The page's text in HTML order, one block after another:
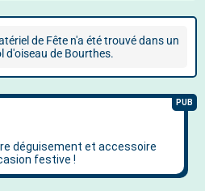
de Fête n'a été trouvé dans un
d'oiseau de Bourthes.